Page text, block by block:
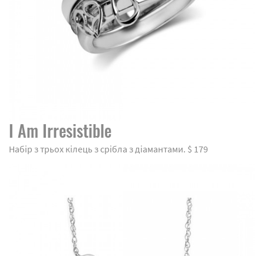
I Am Irresistible
Набір з трьох кілець з срібла з діамантами. $ 179